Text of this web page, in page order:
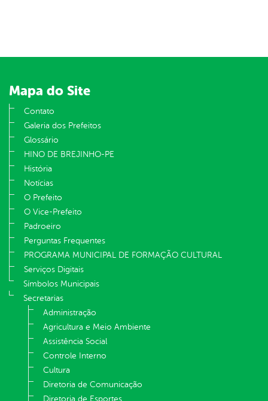
Mapa do Site
Contato
Galeria dos Prefeitos
Glossário
HINO DE BREJINHO-PE
História
Notícias
O Prefeito
O Vice-Prefeito
Padroeiro
Perguntas Frequentes
PROGRAMA MUNICIPAL DE FORMAÇÃO CULTURAL
Serviços Digitais
Símbolos Municipais
Secretarias
Administração
Agricultura e Meio Ambiente
Assistência Social
Controle Interno
Cultura
Diretoria de Comunicação
Diretoria de Esportes